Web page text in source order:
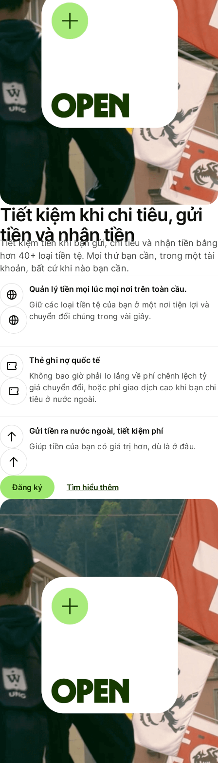
Tiết kiệm khi chi tiêu, gửi
tiền và nhận tiền
Tiết kiệm tiền khi bạn gửi, chi tiêu và nhận tiền bằng
hơn 40+ loại tiền tệ. Mọi thứ bạn cần, trong một tài
khoản, bất cứ khi nào bạn cần.
Quản lý tiền mọi lúc mọi nơi trên toàn cầu.
Giữ các loại tiền tệ của bạn ở một nơi tiện lợi và
chuyển đổi chúng trong vài giây.
Thẻ ghi nợ quốc tế
Không bao giờ phải lo lắng về phí chênh lệch tỷ
giá chuyển đổi, hoặc phí giao dịch cao khi bạn chi
tiêu ở nước ngoài.
Gửi tiền ra nước ngoài, tiết kiệm phí
Giúp tiền của bạn có giá trị hơn, dù là ở đâu.
Đăng ký Tìm hiểu thêm